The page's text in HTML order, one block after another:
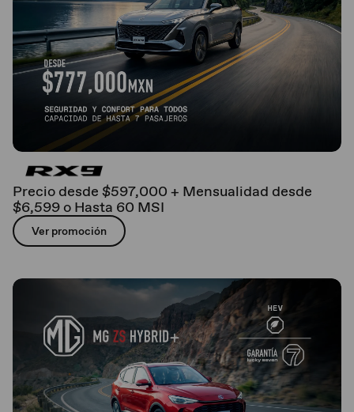
Precio desde $597,000 + Mensualidad desde
$6,599 o Hasta 60 MSI
Ver promoción